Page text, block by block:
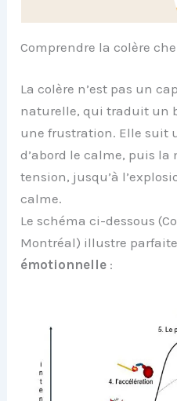
Comprendre la colère
La colère n’est pas un
naturelle, qui traduit un
une frustration. Elle suit
d’abord le calme, puis la
tension, jusqu’à
calme.
Le schéma ci-dessous
Montréal) illustre
émotionnelle :